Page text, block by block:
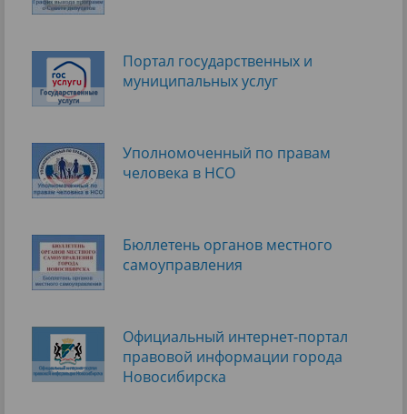
Портал государственных и
муниципальных услуг
Уполномоченный по правам
человека в НСО
Бюллетень органов местного
самоуправления
Официальный интернет-портал
правовой информации города
Новосибирска